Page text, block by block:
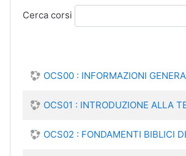
Cerca corsi
OCS00 : INFORMAZIONI
OCS01 : INTRODUZIONE ALLA
OCS02 : FONDAMENTI BIBLICI